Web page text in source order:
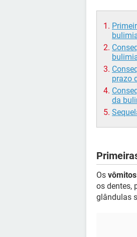
prazo
da
Os
os dentes,
glândulas